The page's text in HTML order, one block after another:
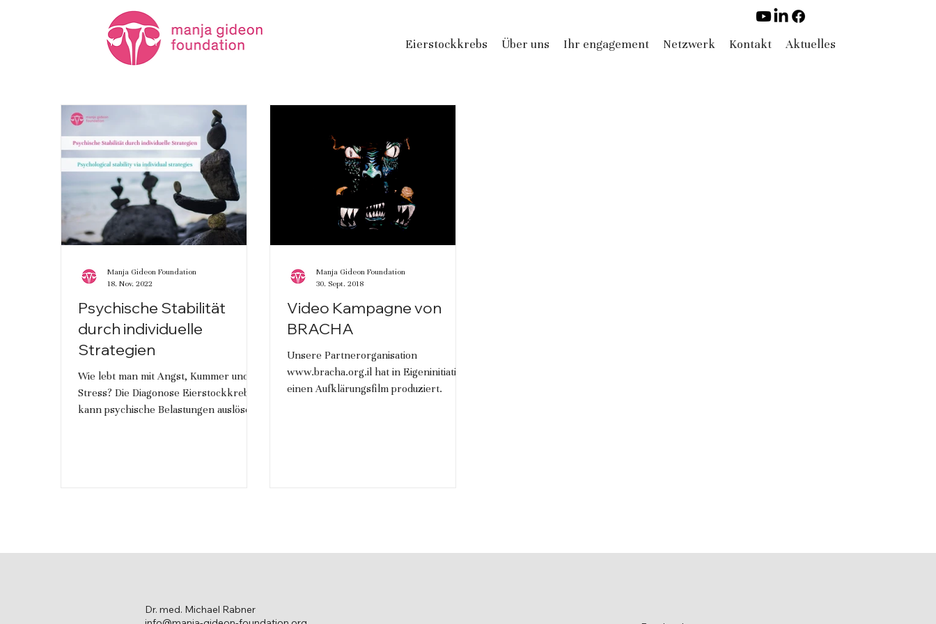
Eierstockkrebs Über uns Ihr engagement Netzwerk Kontakt Aktuelles
Psychische Stabilität
durch individuelle
Strategien
Wie lebt man mit Angst, Kummer und
Stress? Die Diagonose Eierstockkrebs
kann psychische Belastungen auslösen,
Manja Gideon Foundation
18. Nov. 2022
Video Kampagne von
BRACHA
Unsere Partnerorganisation
www.bracha.org.il hat in Eigeninitiative
einen Aufklärungsfilm produziert.
Manja Gideon Foundation
30. Sept. 2018
Dr. med. Michael Rabner